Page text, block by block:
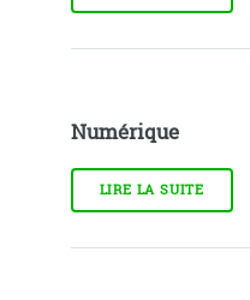
Numérique
LIRE LA SUITE